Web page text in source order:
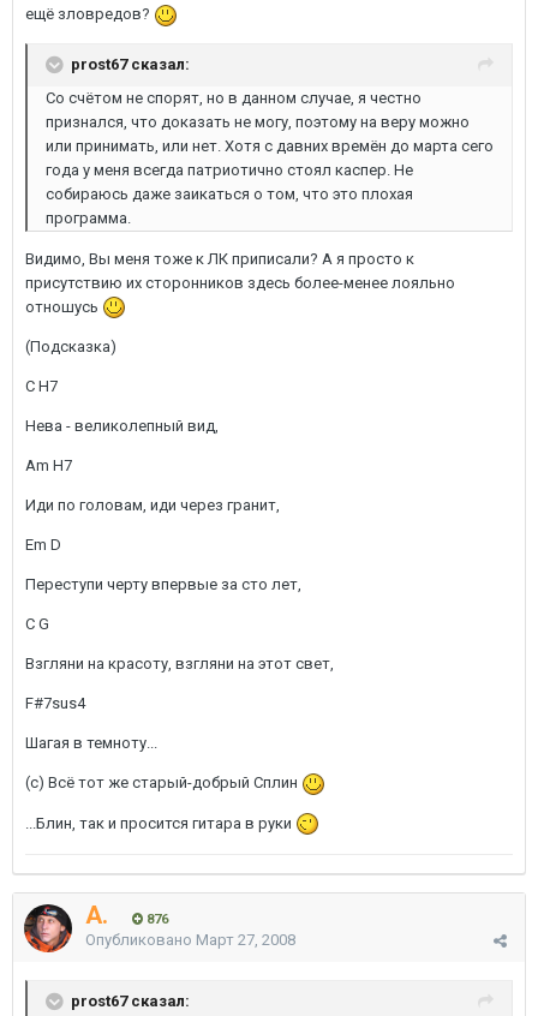
ещё зловредов?
prost67 сказал:
Со счётом не спорят, но в данном случае, я честно
признался, что доказать не могу, поэтому на веру можно
или принимать, или нет. Хотя с давних времён до марта сего
года у меня всегда патриотично стоял каспер. Не
собираюсь даже заикаться о том, что это плохая
программа.
Видимо, Вы меня тоже к ЛК приписали? А я просто к
присутствию их сторонников здесь более-менее лояльно
отношусь
(Подсказка)
C H7
Нева - великолепный вид,
Am H7
Иди по головам, иди через гранит,
Em D
Переступи черту впервые за сто лет,
C G
Взгляни на красоту, взгляни на этот свет,
F#7sus4
Шагая в темноту...
(с) Всё тот же старый-добрый Сплин
...Блин, так и просится гитара в руки
A. 876
Опубликовано Март 27, 2008
prost67 сказал: